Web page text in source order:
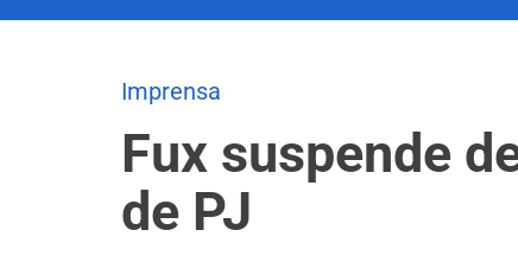
Imprensa
Fux suspende
de PJ